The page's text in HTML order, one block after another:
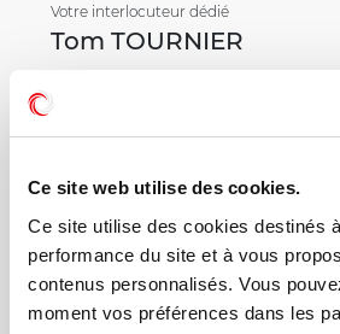
Ce site web utilise des cookies.
Ce site utilise des cookies destinés
performance du site et à vous
contenus personnalisés. Vous
moment vos préférences dans les
Votre interlocuteur dédié
Tom TOURNIER